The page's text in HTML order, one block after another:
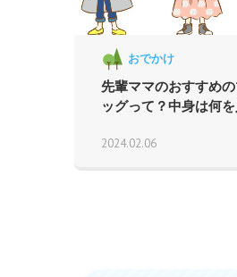
おでかけ
先輩ママのおすすめ
ッグって？中身は何
2024.02.06